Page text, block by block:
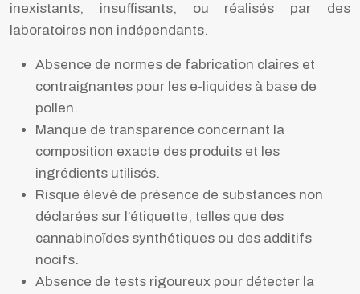
inexistants, insuffisants, ou réalisés par des
laboratoires non indépendants.
Absence de normes de fabrication claires et
contraignantes pour les e-liquides à base de
pollen.
Manque de transparence concernant la
composition exacte des produits et les
ingrédients utilisés.
Risque élevé de présence de substances non
déclarées sur l’étiquette, telles que des
cannabinoïdes synthétiques ou des additifs
nocifs.
Absence de tests rigoureux pour détecter la